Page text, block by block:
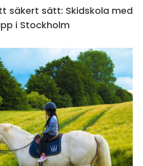
säkert sätt: Skidskola med
i Stockholm